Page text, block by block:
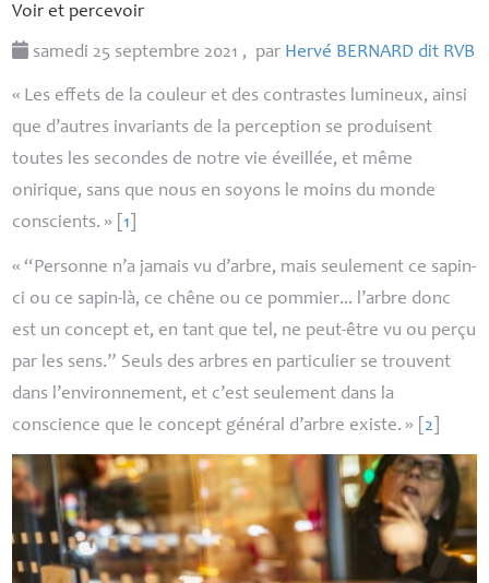
Voir et percevoir
samedi 25 septembre 2021 , par Hervé BERNARD dit RVB
« Les effets de la couleur et des contrastes lumineux, ainsi
que d’autres invariants de la perception se produisent
toutes les secondes de notre vie éveillée, et même
onirique, sans que nous en soyons le moins du monde
conscients. » [1
« “Personne n’a jamais vu d’arbre, mais seulement ce sapin-
ci ou ce sapin-là, ce chêne ou ce pommier... l’arbre donc
est un concept et, en tant que tel, ne peut-être vu ou perçu
par les sens.” Seuls des arbres en particulier se trouvent
dans l’environnement, et c’est seulement dans la
conscience que le concept général d’arbre existe. » 2